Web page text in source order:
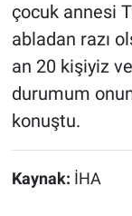
çocuk annesi
abladan razı
an 20 kişiyiz
durumum
konuştu.
Kaynak: İHA